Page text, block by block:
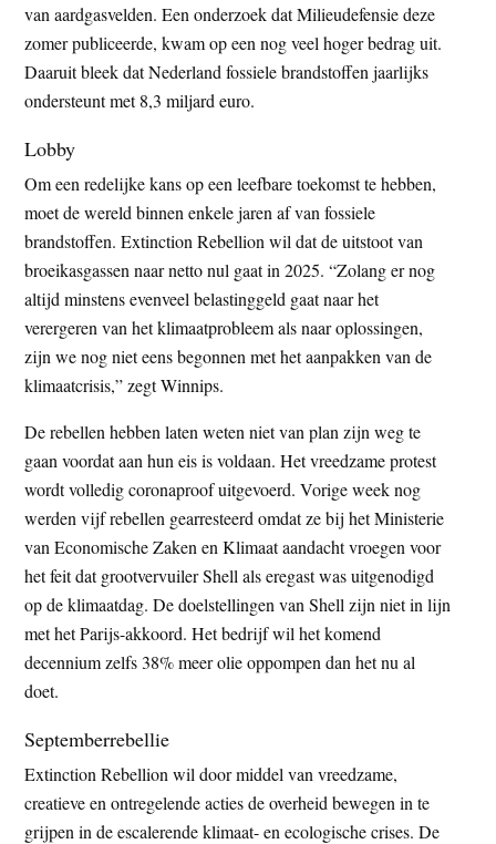
van aardgasvelden. Een onderzoek dat Milieudefensie deze
zomer publiceerde, kwam op een nog veel hoger bedrag uit.
Daaruit bleek dat Nederland fossiele brandstoffen jaarlijks
ondersteunt met 8,3 miljard euro.
Lobby
Om een redelijke kans op een leefbare toekomst te hebben,
moet de wereld binnen enkele jaren af van fossiele
brandstoffen. Extinction Rebellion wil dat de uitstoot van
broeikasgassen naar netto nul gaat in 2025. “Zolang er nog
altijd minstens evenveel belastinggeld gaat naar het
verergeren van het klimaatprobleem als naar oplossingen,
zijn we nog niet eens begonnen met het aanpakken van de
klimaatcrisis,” zegt Winnips.
De rebellen hebben laten weten niet van plan zijn weg te
gaan voordat aan hun eis is voldaan. Het vreedzame protest
wordt volledig coronaproof uitgevoerd. Vorige week nog
werden vijf rebellen gearresteerd omdat ze bij het Ministerie
van Economische Zaken en Klimaat aandacht vroegen voor
het feit dat grootvervuiler Shell als eregast was uitgenodigd
op de klimaatdag. De doelstellingen van Shell zijn niet in lijn
met het Parijs-akkoord. Het bedrijf wil het komend
decennium zelfs 38% meer olie oppompen dan het nu al
doet.
Septemberrebellie
Extinction Rebellion wil door middel van vreedzame,
creatieve en ontregelende acties de overheid bewegen in te
grijpen in de escalerende klimaat- en ecologische crises. De